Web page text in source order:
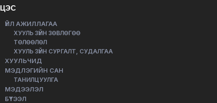
ЦЭС
ҮЙЛ АЖИЛЛАГАА
ХУУЛЬ ЗҮЙН ЗӨВЛӨГӨӨ
ТӨЛӨӨЛӨЛ
ХУУЛЬ ЗҮЙН СУРГАЛТ, СУДАЛГАА
ХУУЛЬЧИД
МЭДЛЭГИЙН САН
ТАНИЛЦУУЛГА
МЭДЭЭЛЭЛ
БҮТЭЭЛ